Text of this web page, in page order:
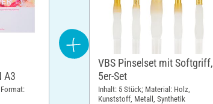
A3
VBS Pinselset mit Softgriff,
5er-Set
Inhalt: 5 Stück; Material: Holz,
Kunststoff, Metall, Synthetik